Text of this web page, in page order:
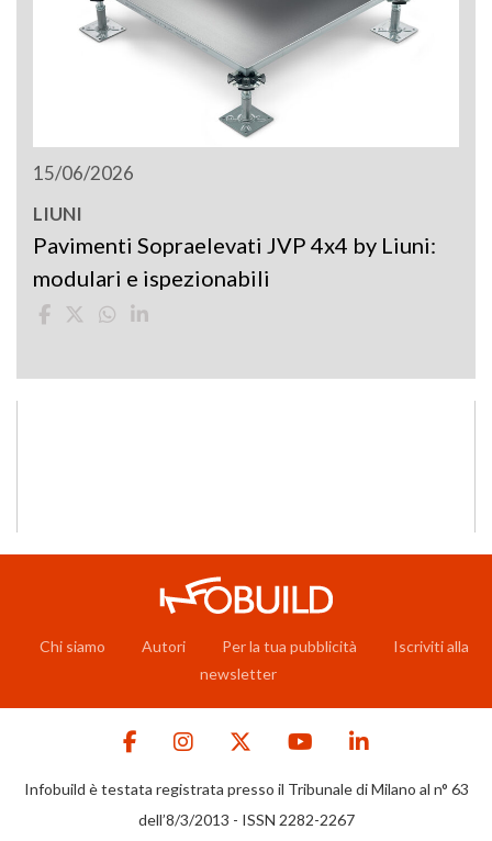
15/06/2026
LIUNI
Pavimenti Sopraelevati JVP 4x4 by Liuni:
modulari e ispezionabili
Chi siamo Autori Per la tua pubblicità
Iscriviti alla
newsletter
Infobuild è testata registrata presso il Tribunale di Milano al n° 63
dell’8/3/2013 - ISSN 2282-2267